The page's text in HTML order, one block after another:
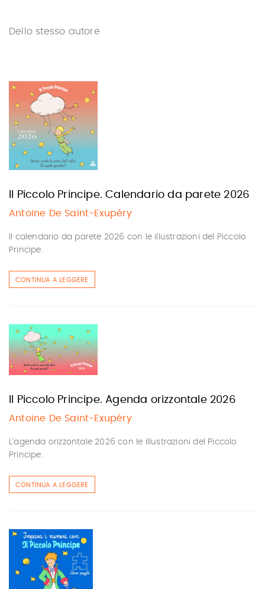
Dello stesso autore
Il Piccolo Principe. Calendario da parete 2026
Antoine De Saint-Exupéry
Il calendario da parete 2026 con le illustrazioni del Piccolo
Principe.
CONTINUA A LEGGERE
Il Piccolo Principe. Agenda orizzontale 2026
Antoine De Saint-Exupéry
L'agenda orizzontale 2026 con le illustrazioni del Piccolo
Principe.
CONTINUA A LEGGERE